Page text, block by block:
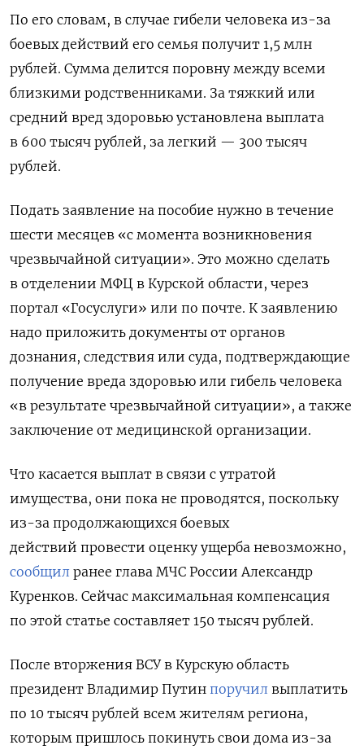
По его словам, в случае гибели человека из-за
боевых действий его семья получит 1,5 млн
рублей. Сумма делится поровну между всеми
близкими родственниками. За тяжкий или
средний вред здоровью установлена выплата
в 600 тысяч рублей, за легкий — 300 тысяч
рублей.
Подать заявление на пособие нужно в течение
шести месяцев «с момента возникновения
чрезвычайной ситуации». Это можно сделать
в отделении МФЦ в Курской области, через
портал «Госуслуги» или по почте. К заявлению
надо приложить документы от органов
дознания, следствия или суда, подтверждающие
получение вреда здоровью или гибель человека
«в результате чрезвычайной ситуации», а также
заключение от медицинской организации.
Что касается выплат в связи с утратой
имущества, они пока не проводятся, поскольку
из-за продолжающихся боевых
действий провести оценку ущерба невозможно,
сообщил ранее глава МЧС России Александр
Куренков. Сейчас максимальная компенсация
по этой статье составляет 150 тысяч рублей.
После вторжения ВСУ в Курскую область
президент Владимир Путин поручил выплатить
по 10 тысяч рублей всем жителям региона,
которым пришлось покинуть свои дома из-за